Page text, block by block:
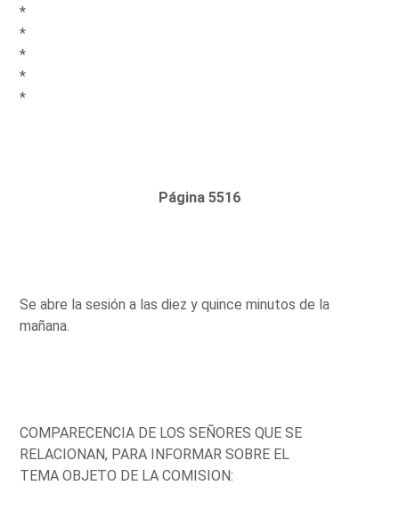
*
*
*
*
*
Página 5516
Se abre la sesión a las diez y quince minutos de la
mañana.
COMPARECENCIA DE LOS SEÑORES QUE SE
RELACIONAN, PARA INFORMAR SOBRE EL
TEMA OBJETO DE LA COMISION: